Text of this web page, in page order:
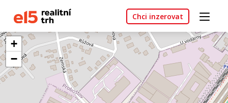
Chci inzerovat
+
−